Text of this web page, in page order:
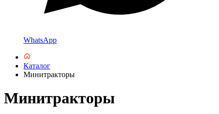
WhatsApp
Каталог
Минитракторы
Минитракторы